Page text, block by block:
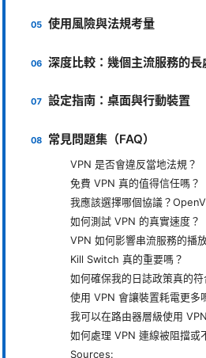
使用風險與法規考量
深度比較：幾個主流服務的長
設定指南：桌面與行動裝置
常見問題集（FAQ）
VPN 是否會違反當地法規？
免費 VPN 真的值得信任嗎？
我應該選擇哪個協議？
如何測試 VPN 的真實速度？
VPN 如何影響串流服務的播
Kill Switch 真的重要嗎？
如何確保我的日誌政策真的符
使用 VPN 會讓裝置耗電更多
我可以在路由器層級使用
如何處理 VPN 連線被阻擋或
Sources: